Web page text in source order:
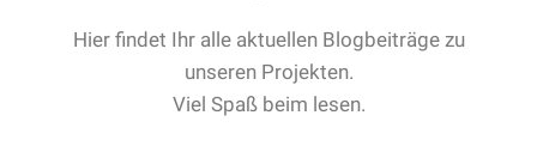
Hier findet Ihr alle aktuellen Blogbeiträge zu
unseren Projekten.
Viel Spaß beim lesen.